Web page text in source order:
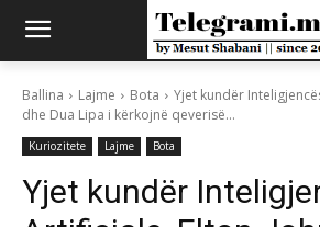
Ballina Lajme Bota
Yjet kundër
dhe Dua Lipa i kërkojnë qeverisë...
Kuriozitete Lajme Bota
Yjet kundër